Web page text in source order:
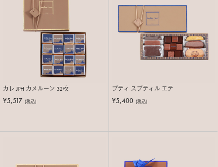
カレ JPH カメルーン 32枚
¥5,517 (税込)
プティ スブティル エテ
¥5,400 (税込)